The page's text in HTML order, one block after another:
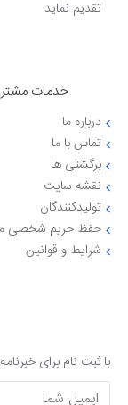
تقدیم نماید
خدمات
درباره ما
تماس با ما
برگشتی ها
نقشه سایت
تولیدکنندگان
حفظ حریم شخصی
شرایط و قوانین
با ثبت نام برای